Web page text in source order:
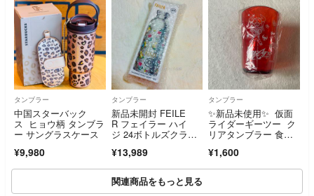
タンブラー
中国スターバック
ス ヒョウ柄 タンブラ
ー サングラスケース
¥9,980
タンブラー
新品未開封 FEILE
R フェイラー ハイ
ジ 24ボトルズクライ
¥13,989
タンブラー
✨新品未使用✨ 仮面
ライダーギーツー ク
リアタンブラー 食洗
¥1,600
関連商品をもっと見る